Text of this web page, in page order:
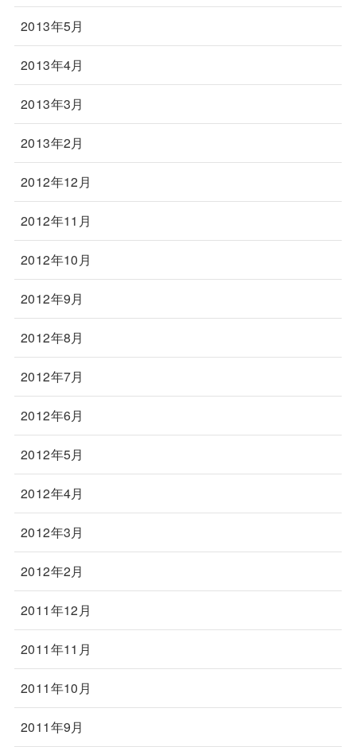
2013年5月
2013年4月
2013年3月
2013年2月
2012年12月
2012年11月
2012年10月
2012年9月
2012年8月
2012年7月
2012年6月
2012年5月
2012年4月
2012年3月
2012年2月
2011年12月
2011年11月
2011年10月
2011年9月